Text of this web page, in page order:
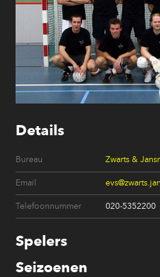
Details
Bureau Zwarts &
Email
Telefoonnummer 020-5352200
Spelers
Seizoenen